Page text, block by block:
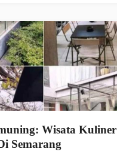
Wisata Kuliner
Semarang